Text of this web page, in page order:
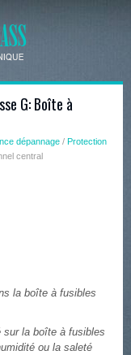
G: Boîte à
dépannage / Protection
central
la boîte à fusibles
sur la boîte à fusibles
ou la saleté